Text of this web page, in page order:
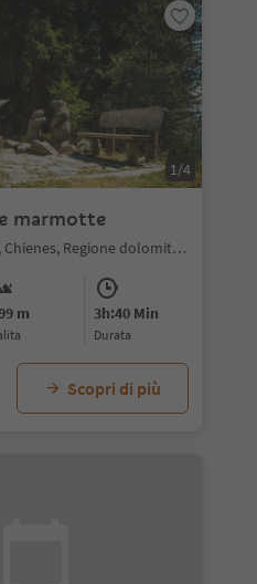
1/4
marmotte
Selva die Molini, Chienes, Regione dolomitica Plan de Corones
m 3h:40 Min
durata
Scopri di più